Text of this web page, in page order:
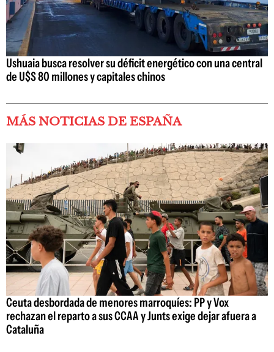
Ushuaia busca resolver su déficit energético con una central
de U$S 80 millones y capitales chinos
MÁS NOTICIAS DE ESPAÑA
Ceuta desbordada de menores marroquíes: PP y Vox
rechazan el reparto a sus CCAA y Junts exige dejar afuera a
Cataluña